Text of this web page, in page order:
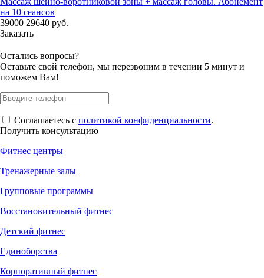
на 10 сеансов
39000 29640 руб.
Заказать
Остались вопросы?
Оставьте свой телефон, мы перезвоним в течении 5 минут и
поможем Вам!
Соглашаетесь с политикой конфиденциальности.
Получить консультацию
Фитнес центры
Тренажерные залы
Групповые программы
Восстановительный фитнес
Детский фитнес
Единоборства
Корпоративный фитнес